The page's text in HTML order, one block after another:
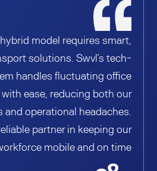
model requires smart,
solutions. Swvl’s tech-
handles fluctuating office
ease, reducing both our
operational headaches.
partner in keeping our
mobile and on time.